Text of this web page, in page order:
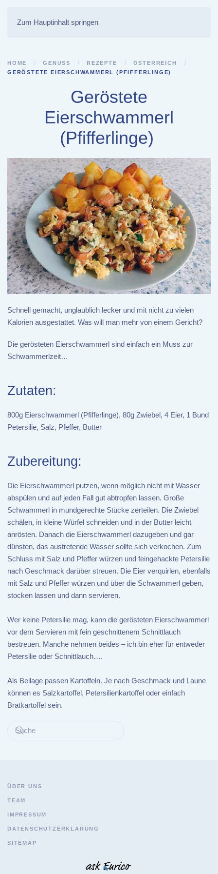
Zum Hauptinhalt springen
HOME GENUSS REZEPTE
ÖSTERREICH
GERÖSTETE EIERSCHWAMMERL (PFIFFERLINGE)
Geröstete
Eierschwammerl
(Pfifferlinge)
Schnell gemacht, unglaublich lecker und mit nicht zu vielen
Kalorien ausgestattet. Was will man mehr von einem Gericht?
Die gerösteten Eierschwammerl sind einfach ein Muss zur
Schwammerlzeit…
Zutaten:
800g Eierschwammerl (Pfifferlinge), 80g Zwiebel, 4 Eier, 1 Bund
Petersilie, Salz, Pfeffer, Butter
Zubereitung:
Die Eierschwammerl putzen, wenn möglich nicht mit Wasser
abspülen und auf jeden Fall gut abtropfen lassen. Große
Schwammerl in mundgerechte Stücke zerteilen. Die Zwiebel
schälen, in kleine Würfel schneiden und in der Butter leicht
anrösten. Danach die Eierschwammerl dazugeben und gar
dünsten, das austretende Wasser sollte sich verkochen. Zum
Schluss mit Salz und Pfeffer würzen und feingehackte Petersilie
nach Geschmack darüber streuen. Die Eier verquirlen, ebenfalls
mit Salz und Pfeffer würzen und über die Schwammerl geben,
stocken lassen und dann servieren.
Wer keine Petersilie mag, kann die gerösteten Eierschwammerl
vor dem Servieren mit fein geschnittenem Schnittlauch
bestreuen. Manche nehmen beides – ich bin eher für entweder
Petersilie oder Schnittlauch….
Als Beilage passen Kartoffeln. Je nach Geschmack und Laune
können es Salzkartoffel, Petersilienkartoffel oder einfach
Bratkartoffel sein.
ÜBER UNS
TEAM
IMPRESSUM
DATENSCHUTZERKLÄRUNG
SITEMAP